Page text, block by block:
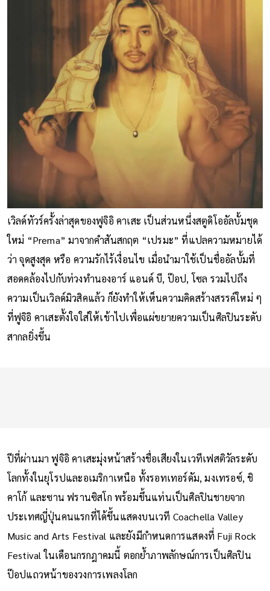
เวิลด์ทัวร์ครั้งล่าสุดของฟูจิอิ คาเสะ เป็นส่วนหนึ่งสตูดิโออัลบั้มชุด
ใหม่ “Prema” มาจากคำสันสกฤต “เปรมะ” ที่แปลความหมายได้
ว่า จุดสูงสุด หรือ ความรักไร้เงื่อนไข เมื่อนำมาใช้เป็นชื่ออัลบั้มที่
สอดคล้องไปกับท่วงทำนองอาร์ แอนด์ บี, ป๊อป, โซล รวมไปถึง
ความเป็นเวิลด์มิวสิคแล้ว ก็ยังทำให้เห็นความคิดสร้างสรรค์ใหม่ ๆ
ที่ฟูจิอิ คาเสะตั้งใจใส่ให้เข้าไปเพื่อแผ่ขยายความเป็นศิลปินระดับ
สากลยิ่งขึ้น
ปีที่ผ่านมา ฟูจิอิ คาเสะมุ่งหน้าสร้างชื่อเสียงในเวทีเฟสติวัลระดับ
โลกทั้งในยุโรปและอเมริกาเหนือ ทั้งรอทเทอร์ดัม, มงเทรอซ์, ชิ
คาโก้ และซาน ฟรานซิสโก พร้อมขึ้นแท่นเป็นศิลปินชายจาก
ประเทศญี่ปุ่นคนแรกที่ได้ขึ้นแสดงบนเวที Coachella Valley
Music and Arts Festival และยังมีกำหนดการแสดงที่ Fuji Rock
Festival ในเดือนกรกฎาคมนี้ ตอกย้ำภาพลักษณ์การเป็นศิลปิน
ป๊อปแถวหน้าของวงการเพลงโลก